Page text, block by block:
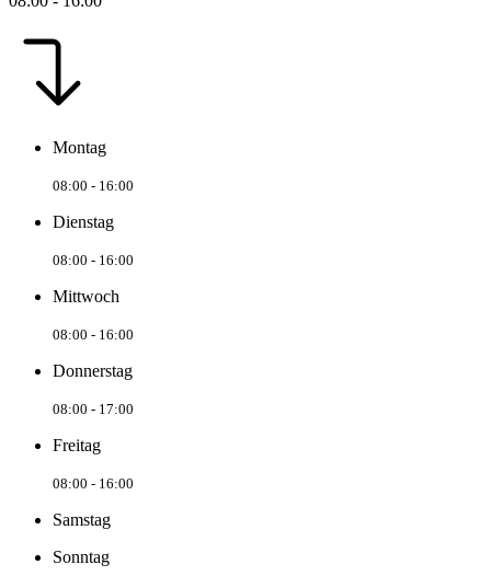
Montag
08:00 - 16:00
Dienstag
08:00 - 16:00
Mittwoch
08:00 - 16:00
Donnerstag
08:00 - 17:00
Freitag
08:00 - 16:00
Samstag
Sonntag